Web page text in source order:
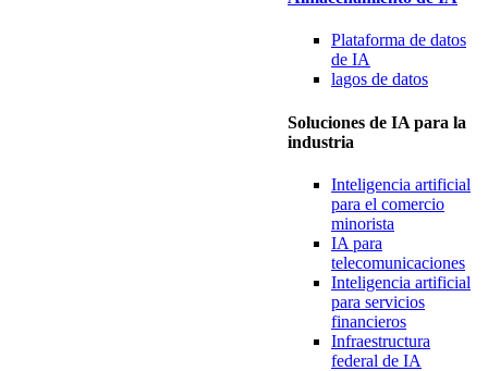
Plataforma de datos
de IA
lagos de datos
Soluciones de IA para la
industria
Inteligencia artificial
para el comercio
minorista
IA para
telecomunicaciones
Inteligencia artificial
para servicios
financieros
Infraestructura
federal de IA